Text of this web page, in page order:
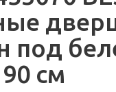
под
см